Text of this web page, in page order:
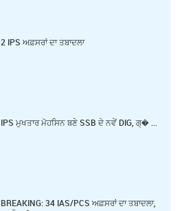
2 IPS ਅਫ਼ਸਰਾਂ ਦਾ ਤਬਾਦਲਾ
IPS ਮੁਖਤਾਰ ਮੋਹਸਿਨ ਬਣੇ SSB ਦੇ ਨਵੇਂ DIG, ਗ੍� ...
BREAKING: 34 IAS/PCS ਅਫ਼ਸਰਾਂ ਦਾ ਤਬਾਦਲਾ,